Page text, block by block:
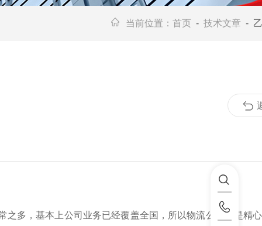
当前位置： 首页 - 技术文章 -
多，基本上公司业务已经覆盖全国，所以物流公司都是精